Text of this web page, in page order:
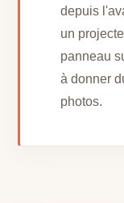
depuis
un
panneau
à donner
photos.